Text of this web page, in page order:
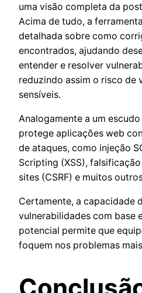
uma visão completa da
Acima de tudo, a
detalhada sobre como
encontrados, ajudando
entender e resolver
reduzindo assim o risco de
sensíveis.
Analogamente a um
protege aplicações web
de ataques, como injeção
Scripting (XSS),
sites (CSRF) e muitos
Certamente, a capacidade
vulnerabilidades com base
potencial permite que
foquem nos problemas